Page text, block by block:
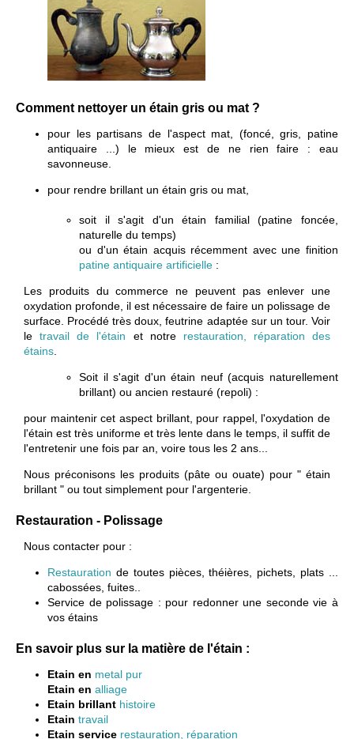
Comment nettoyer un étain gris ou mat ?
pour les partisans de l'aspect mat, (foncé, gris, patine
antiquaire ...) le mieux est de ne rien faire : eau
savonneuse.
pour rendre brillant un étain gris ou mat,
soit il s'agit d'un étain familial (patine foncée,
naturelle du temps)
ou d'un étain acquis récemment avec une finition
patine antiquaire artificielle :
Les produits du commerce ne peuvent pas enlever une
oxydation profonde, il est nécessaire de faire un polissage de
surface. Procédé très doux, feutrine adaptée sur un tour. Voir
letravail de l'étain et notre restauration, réparation des
étains
Soit il s'agit d'un étain neuf (acquis naturellement
brillant) ou ancien restauré (repoli) :
pour maintenir cet aspect brillant, pour rappel, l'oxydation de
l'étain est très uniforme et très lente dans le temps, il suffit de
l'entretenir une fois par an, voire tous les 2 ans...
Nous préconisons les produits (pâte ou ouate) pour " étain
brillant " ou tout simplement pour l'argenterie.
Restauration - Polissage
Nous contacter pour :
Restauration de toutes pièces, théières, pichets, plats ...
cabossées, fuites..
Service de polissage : pour redonner une seconde vie à
vos étains
En savoir plus sur la matière de l'étain :
Etain en metal pur
Etain en alliage
Etain brillant histoire
Etain travail
Etain service restauration, réparation